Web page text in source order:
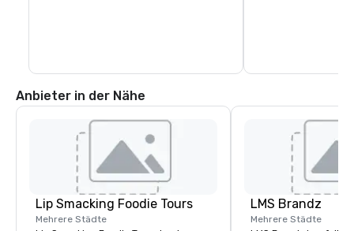
Orchestern aufgeführt werden, und
Gemeinschaftsprogramme.
Anbieter in der Nähe
Lip Smacking Foodie Tours
Mehrere Städte
LMS Brandz
Mehrere Städte